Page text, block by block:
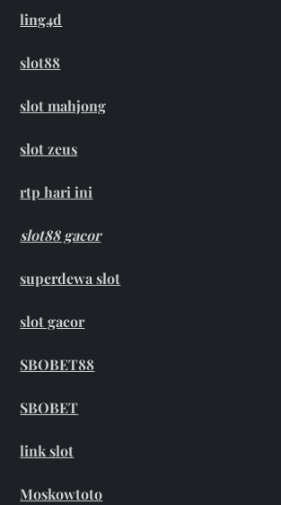
ling4d
slot88
slot mahjong
slot zeus
rtp hari ini
slot88 gacor
superdewa slot
slot gacor
SBOBET88
SBOBET
link slot
Moskowtoto